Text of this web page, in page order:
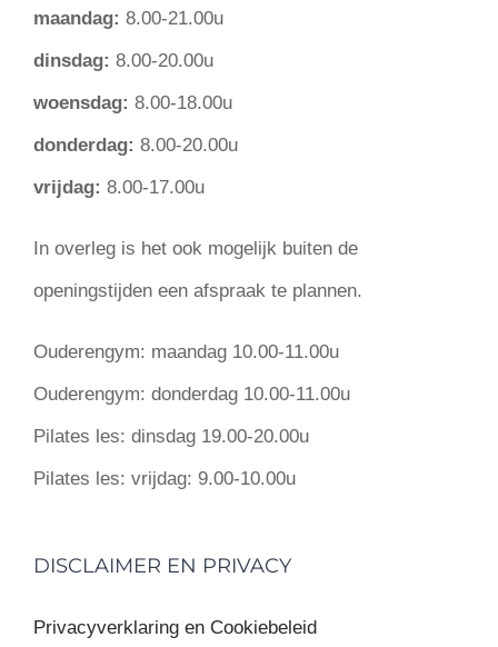
maandag: 8.00-21.00u
dinsdag: 8.00-20.00u
woensdag: 8.00-18.00u
donderdag: 8.00-20.00u
vrijdag: 8.00-17.00u
In overleg is het ook mogelijk buiten de
openingstijden een afspraak te plannen.
Ouderengym: maandag 10.00-11.00u
Ouderengym: donderdag 10.00-11.00u
Pilates les: dinsdag 19.00-20.00u
Pilates les: vrijdag: 9.00-10.00u
DISCLAIMER EN PRIVACY
Privacyverklaring en Cookiebeleid